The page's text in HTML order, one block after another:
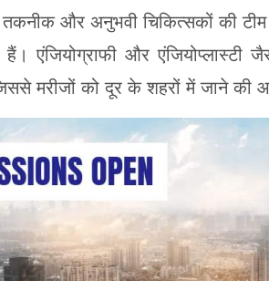
और अनुभवी चिकित्सकों की
हैं। एंजियोग्राफी और
मरीजों को दूर के शहरों में जाने की